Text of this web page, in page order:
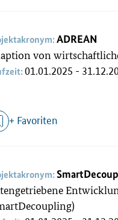
ADREAN
von
01.01.2025 -
+ Favoriten